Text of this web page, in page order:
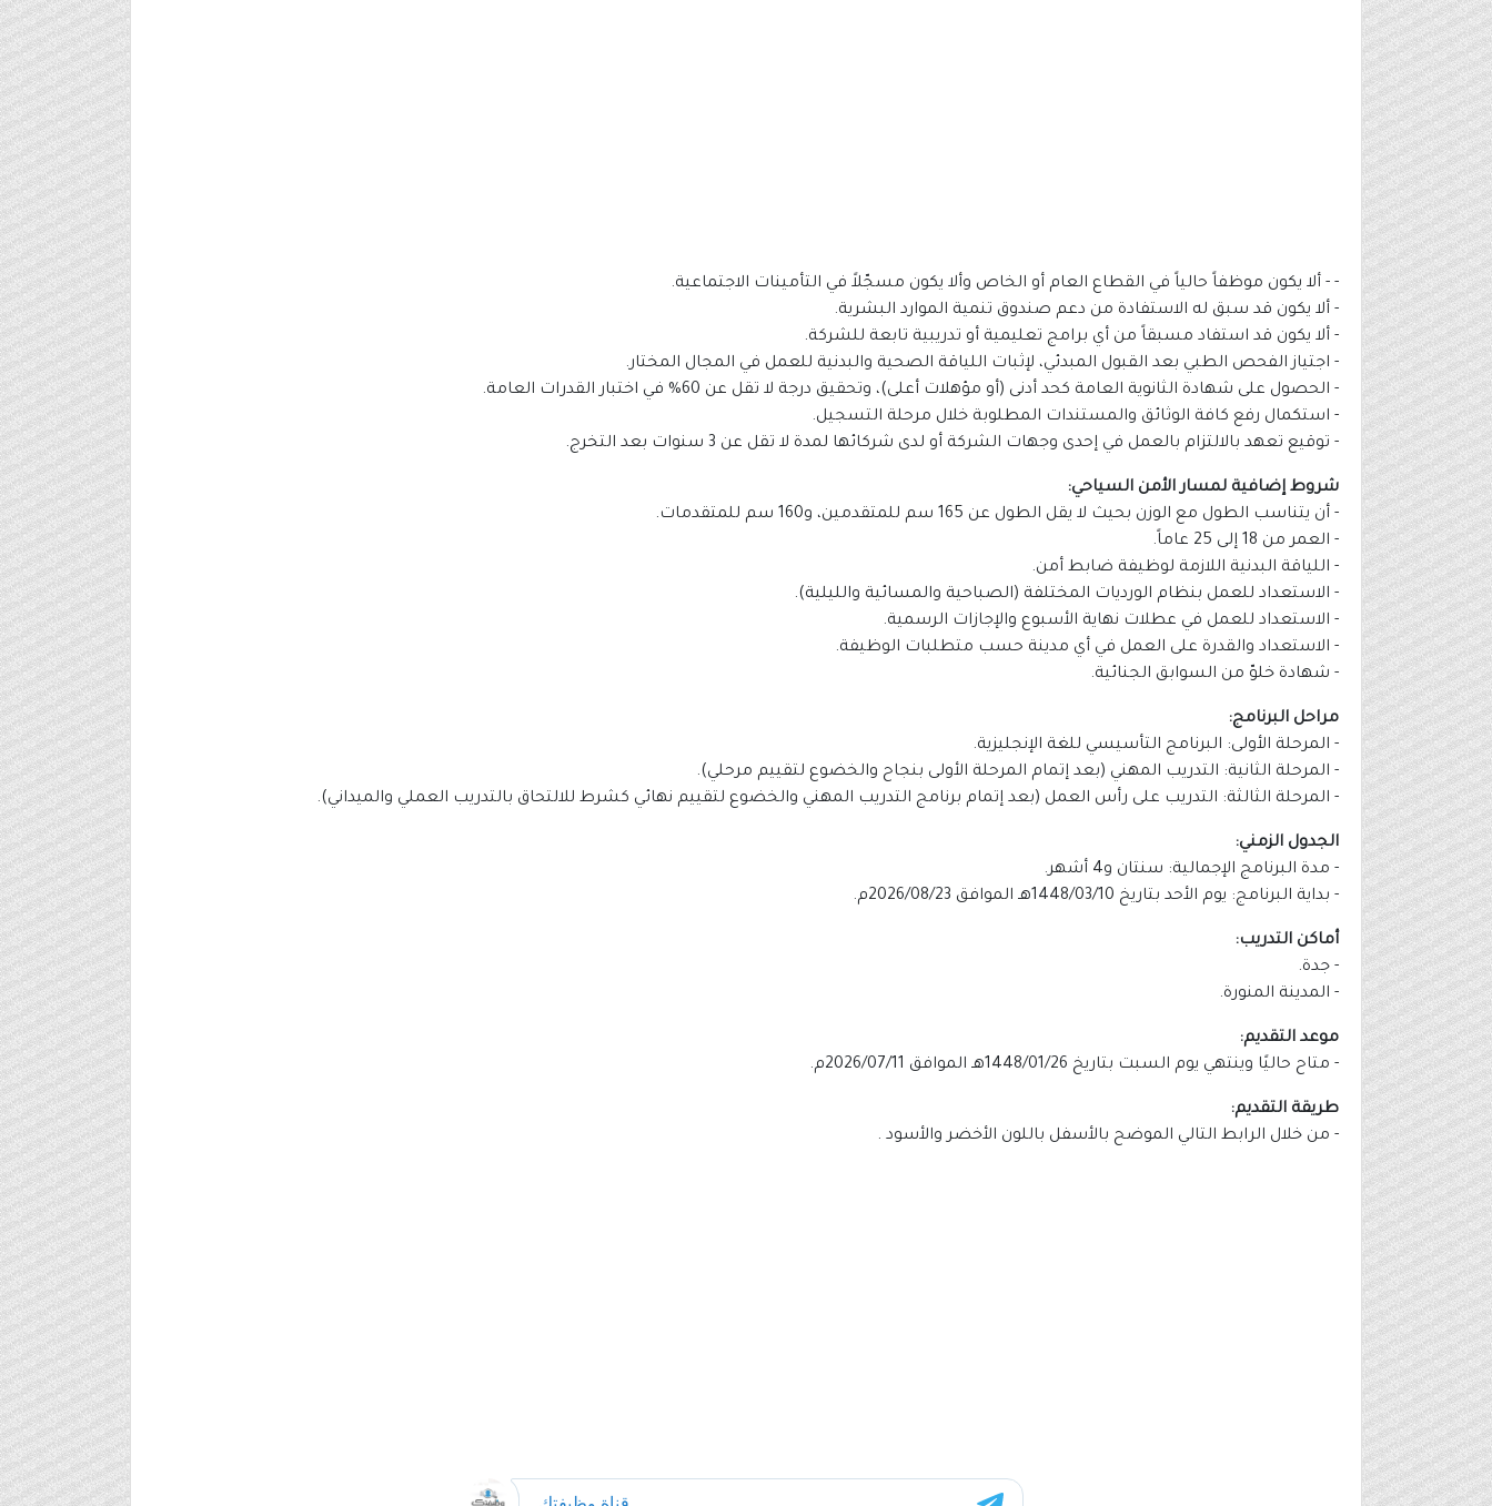
- - ألا يكون موظفاً حالياً في القطاع العام أو الخاص وألا يكون مسجّلاً في التأمينات الاجتماعية.
- ألا يكون قد سبق له الاستفادة من دعم صندوق تنمية الموارد البشرية.
- ألا يكون قد استفاد مسبقاً من أي برامج تعليمية أو تدريبية تابعة للشركة.
- اجتياز الفحص الطبي بعد القبول المبدئي، لإثبات اللياقة الصحية والبدنية للعمل في المجال المختار.
- الحصول على شهادة الثانوية العامة كحد أدنى (أو مؤهلات أعلى)، وتحقيق درجة لا تقل عن 60% في اختبار القدرات العامة.
- استكمال رفع كافة الوثائق والمستندات المطلوبة خلال مرحلة التسجيل.
- توقيع تعهد بالالتزام بالعمل في إحدى وجهات الشركة أو لدى شركائها لمدة لا تقل عن 3 سنوات بعد التخرج.
شروط إضافية لمسار الأمن السياحي:
- أن يتناسب الطول مع الوزن بحيث لا يقل الطول عن 165 سم للمتقدمين، و160 سم للمتقدمات.
- العمر من 18 إلى 25 عاماً.
- اللياقة البدنية اللازمة لوظيفة ضابط أمن.
- الاستعداد للعمل بنظام الورديات المختلفة (الصباحية والمسائية والليلية).
- الاستعداد للعمل في عطلات نهاية الأسبوع والإجازات الرسمية.
- الاستعداد والقدرة على العمل في أي مدينة حسب متطلبات الوظيفة.
- شهادة خلوّ من السوابق الجنائية.
مراحل البرنامج:
- المرحلة الأولى: البرنامج التأسيسي للغة الإنجليزية.
- المرحلة الثانية: التدريب المهني (بعد إتمام المرحلة الأولى بنجاح والخضوع لتقييم مرحلي).
- المرحلة الثالثة: التدريب على رأس العمل (بعد إتمام برنامج التدريب المهني والخضوع لتقييم نهائي كشرط للالتحاق بالتدريب العملي والميداني).
الجدول الزمني:
- مدة البرنامج الإجمالية: سنتان و4 أشهر.
- بداية البرنامج: يوم الأحد بتاريخ 1448/03/10هـ الموافق 2026/08/23م.
أماكن التدريب:
- جدة.
- المدينة المنورة.
موعد التقديم:
- متاح حاليًا وينتهي يوم السبت بتاريخ 1448/01/26هـ الموافق 2026/07/11م.
طريقة التقديم:
- من خلال الرابط التالي الموضح بالأسفل باللون الأخضر والأسود .